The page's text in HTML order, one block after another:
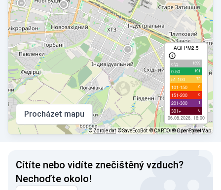
AQI PM2.5
с/д 1399
0-50 191
51-100 72
101-150 0
151-200 0
201-300 1
301+ 0
06.08.2026, 16:00
Procházet mapu
© Zdroje dat © SaveEcoBot © CARTO © OpenStreetMap
Cítíte nebo vidíte znečištěný vzduch?
Nechoďte okolo!